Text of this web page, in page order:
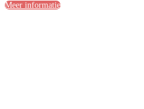
Meer informatie